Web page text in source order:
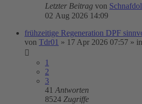
Letzter Beitrag von
02 Aug 2026 14:09
frühzeitige Regeneration DPF
von Tdr01 » 17 Apr 2026 07:57 » in
1
2
3
41 Antworten
8524 Zugriffe